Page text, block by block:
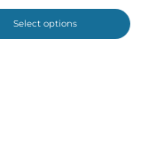
Select options